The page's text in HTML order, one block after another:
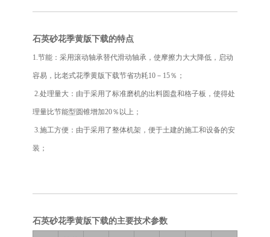
石英砂花季黄版下载的特点
1.节能：采用滚动轴承替代滑动轴承，使摩擦力大大降低，启动
容易，比老式花季黄版下载节省功耗10－15％；
2.处理量大：由于采用了标准磨机的出料圆盘和格子板，使得处
理量比节能型圆锥增加20％以上；
3.施工方便：由于采用了整体机架，便于土建的施工和设备的安
装；
石英砂花季黄版下载的主要技术参数